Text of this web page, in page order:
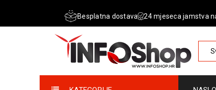
Besplatna dostava 24 mjeseca jamstva